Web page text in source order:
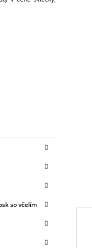
so včelím V